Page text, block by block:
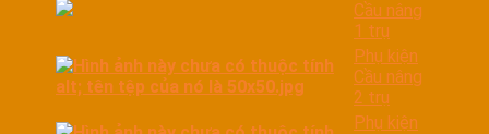
Cầu nâng
1 trụ
Phụ kiện
Cầu nâng
2 trụ
Phụ kiện